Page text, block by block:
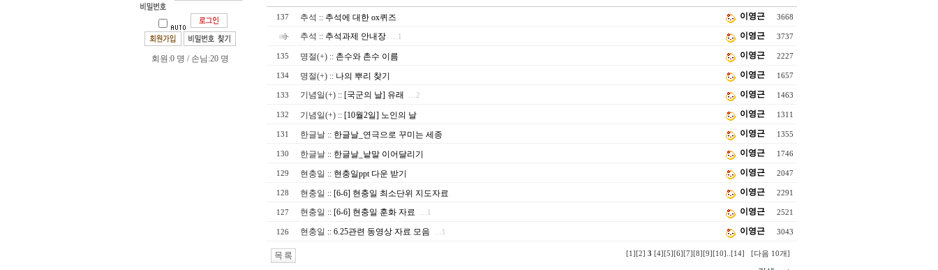
회원:0 명 / 손님:20 명
137 추석 :: 추석에 대한 ox퀴즈 이영근 3668
추석 :: 추석과제 안내장 …1 이영근 3737
135 명절(+) :: 촌수와 촌수 이름 이영근 2227
134 명절(+) :: 나의 뿌리 찾기 이영근 1657
133 기념일(+) :: [국군의 날] 유래 …2 이영근 1463
132 기념일(+) :: [10월2일] 노인의 날 이영근 1311
131 한글날 :: 한글날_연극으로 꾸미는 세종 이영근 1355
130 한글날 :: 한글날_낱말 이어달리기 이영근 1746
129 현충일 :: 현충일ppt 다운 받기 이영근 2047
128 현충일 :: [6-6] 현충일 최소단위 지도자료 이영근 2291
127 현충일 :: [6-6] 현충일 훈화 자료 …1 이영근 2521
126 현충일 :: 6.25관련 동영상 자료 모음 …1 이영근 3043
[1] [2] 3 [4] [5] [6] [7] [8] [9] [10] [14] [다음 10개]